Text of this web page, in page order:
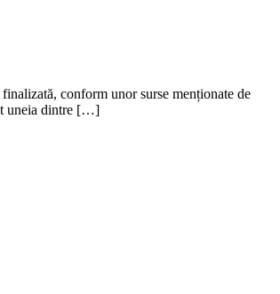
conform unor surse menționate de
uneia dintre […]